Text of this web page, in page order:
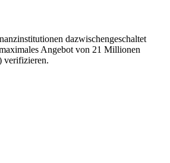
dazwischengeschaltet
Angebot von 21 Millionen
verifizieren.